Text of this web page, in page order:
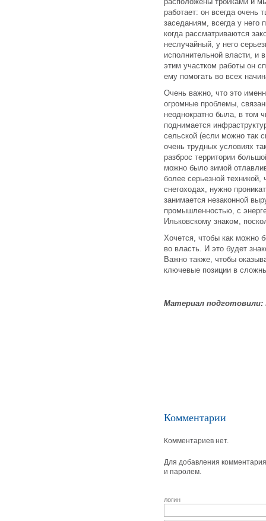
работает: он всегда очень
заседаниям, всегда у него
когда рассматриваются
неслучайный, у него
исполнительной власти, и
этим участком работы он
ему помогать во всех
Очень важно, что это
огромные проблемы,
неоднократно была, в том
поднимается
сельской (если можно так
очень трудных условиях
разброс территории
можно было зимой
более серьезной
снегоходах, нужно
занимается незаконной
промышленностью, с
Ильковскому знаком,
Хочется, чтобы как можно
во власть. И это будет
Важно также, чтобы
ключевые позиции в
Материал подготовили:
Комментарии
Комментариев нет.
Для добавления
и паролем.
логин